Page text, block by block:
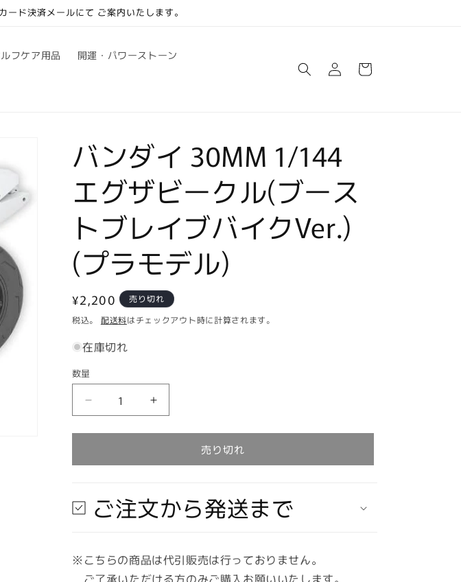
ド決済メールにて ご案内いたします。
フケア用品 開運・パワーストーン
グ
イ
ー
バンダイ 30MM 1/144
エグザビークル(ブース
トブレイブバイクVer.)
(プラモデル)
通
常
格
¥2,200
売り切れ
税込。 配送料はチェックアウト時に計算されます。
在庫切れ
数
数量
エ
グ
ー
バ
エ
グ
ー
売り切れ
ご注文から発送まで
※こちらの商品は代引販売は行っておりません。
ご了承いただける方のみご購入お願いいたします。